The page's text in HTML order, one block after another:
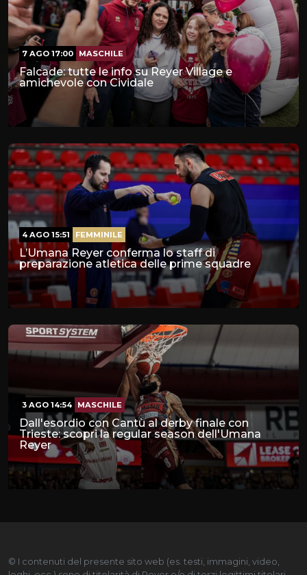
Falcade: tutte le info su Reyer Village e
amichevole con Cividale
7 AGO 17:00 MASCHILE
L’Umana Reyer conferma lo staff di
preparazione atletica delle prime squadre
4 AGO 15:51 FEMMINILE
Dall'esordio con Cantù al derby finale con
Trieste: scopri la regular season dell'Umana
Reyer
3 AGO 14:54 MASCHILE
© I contenuti del presente sito web (es. testi, immagini, video,